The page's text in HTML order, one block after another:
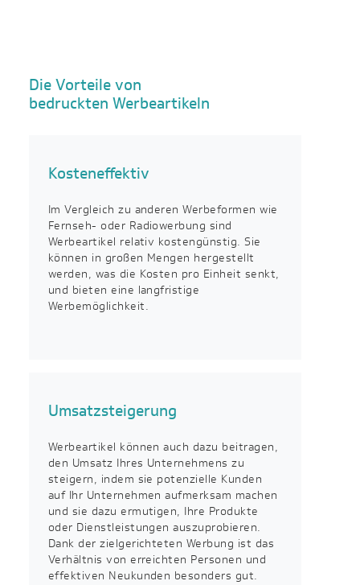
Die Vorteile von
bedruckten Werbeartikeln
Kosteneffektiv
Im Vergleich zu anderen Werbeformen wie
Fernseh- oder Radiowerbung sind
Werbeartikel relativ kostengünstig. Sie
können in großen Mengen hergestellt
werden, was die Kosten pro Einheit senkt,
und bieten eine langfristige
Werbemöglichkeit.
Umsatzsteigerung
Werbeartikel können auch dazu beitragen,
den Umsatz Ihres Unternehmens zu
steigern, indem sie potenzielle Kunden
auf Ihr Unternehmen aufmerksam machen
und sie dazu ermutigen, Ihre Produkte
oder Dienstleistungen auszuprobieren.
Dank der zielgerichteten Werbung ist das
Verhältnis von erreichten Personen und
effektiven Neukunden besonders gut.